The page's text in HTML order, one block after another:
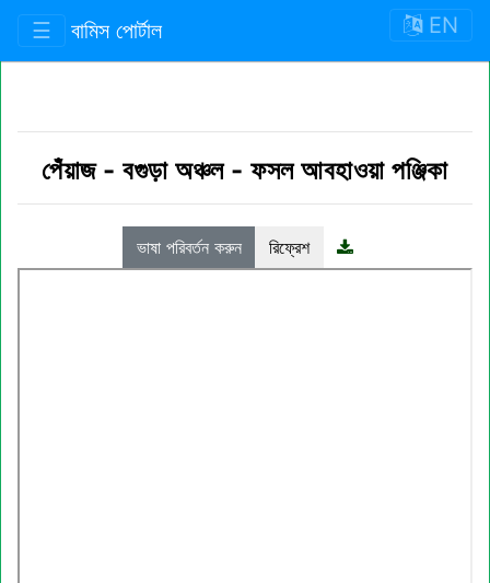
☰ বামিস পোর্টাল EN
পেঁয়াজ -বগুড়া অঞ্চল-ফসল আবহাওয়া পঞ্জিকা
ভাষা পরিবর্তন করুন রিফ্রেশ